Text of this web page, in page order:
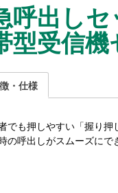
呼出し
型受信
・仕様
でも押しやすい「握り押
の呼出しがスムーズにで